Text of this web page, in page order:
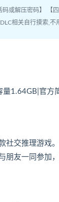
码或解压密码】 【
相关自行摸索,不
1.64GB|官方
社交推理游戏
朋友一同参加